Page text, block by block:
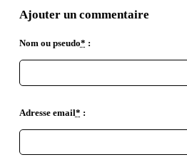
Ajouter un commentaire
Nom ou pseudo* :
Adresse email* :